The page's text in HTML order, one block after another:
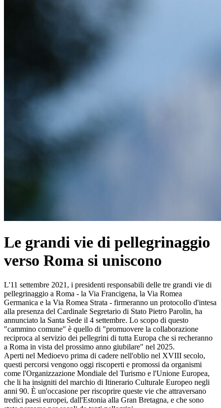
Le grandi vie di pellegrinaggio
verso Roma si uniscono
L'11 settembre 2021, i presidenti responsabili delle tre grandi vie di
pellegrinaggio a Roma - la Via Francigena, la Via Romea
Germanica e la Via Romea Strata - firmeranno un protocollo d'intesa
alla presenza del Cardinale Segretario di Stato Pietro Parolin, ha
annunciato la Santa Sede il 4 settembre. Lo scopo di questo
"cammino comune" è quello di "promuovere la collaborazione
reciproca al servizio dei pellegrini di tutta Europa che si recheranno
a Roma in vista del prossimo anno giubilare" nel 2025.
Aperti nel Medioevo prima di cadere nell'oblio nel XVIII secolo,
questi percorsi vengono oggi riscoperti e promossi da organismi
come l'Organizzazione Mondiale del Turismo e l'Unione Europea,
che li ha insigniti del marchio di Itinerario Culturale Europeo negli
anni 90. È un'occasione per riscoprire queste vie che attraversano
tredici paesi europei, dall'Estonia alla Gran Bretagna, e che sono